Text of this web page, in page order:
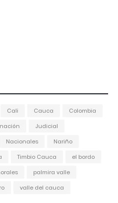
Cali Cauca
Colombia
Judicial
Nacionales
Nariño
Timbio Cauca
el bordo
palmira valle
valle del cauca